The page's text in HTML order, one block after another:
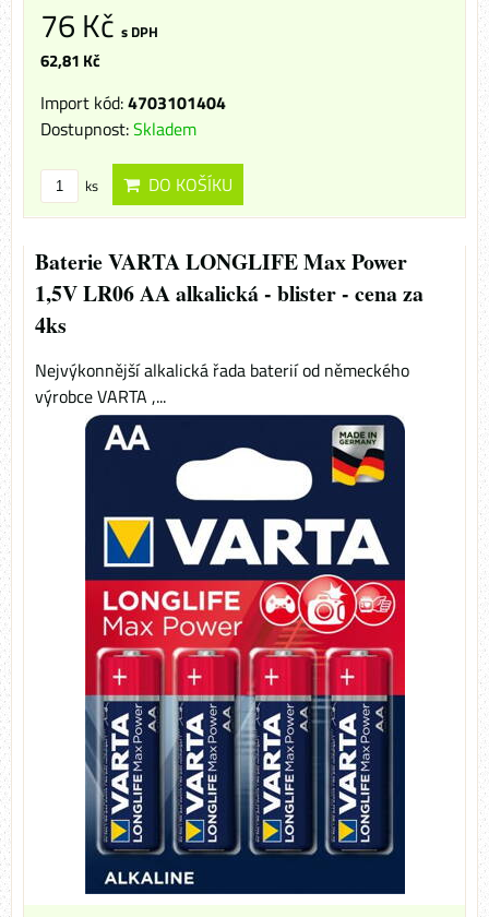
76 Kč s DPH
62,81 Kč
Import kód:4703101404
Dostupnost:Skladem
ks DO KOŠÍKU
Baterie VARTA LONGLIFE Max Power
1,5V LR06 AA alkalická - blister - cena za
4ks
Nejvýkonnější alkalická řada baterií od německého
výrobce VARTA ,...